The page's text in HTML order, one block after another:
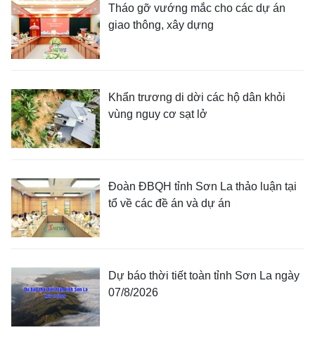
Tháo gỡ vướng mắc cho các dự án
giao thông, xây dựng
Khẩn trương di dời các hộ dân khỏi
vùng nguy cơ sạt lở
Đoàn ĐBQH tỉnh Sơn La thảo luận tại
tổ về các đề án và dự án
Dự báo thời tiết toàn tỉnh Sơn La ngày
07/8/2026